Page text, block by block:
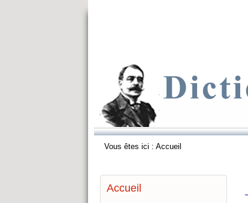
Vous êtes ici : Accueil
Accueil